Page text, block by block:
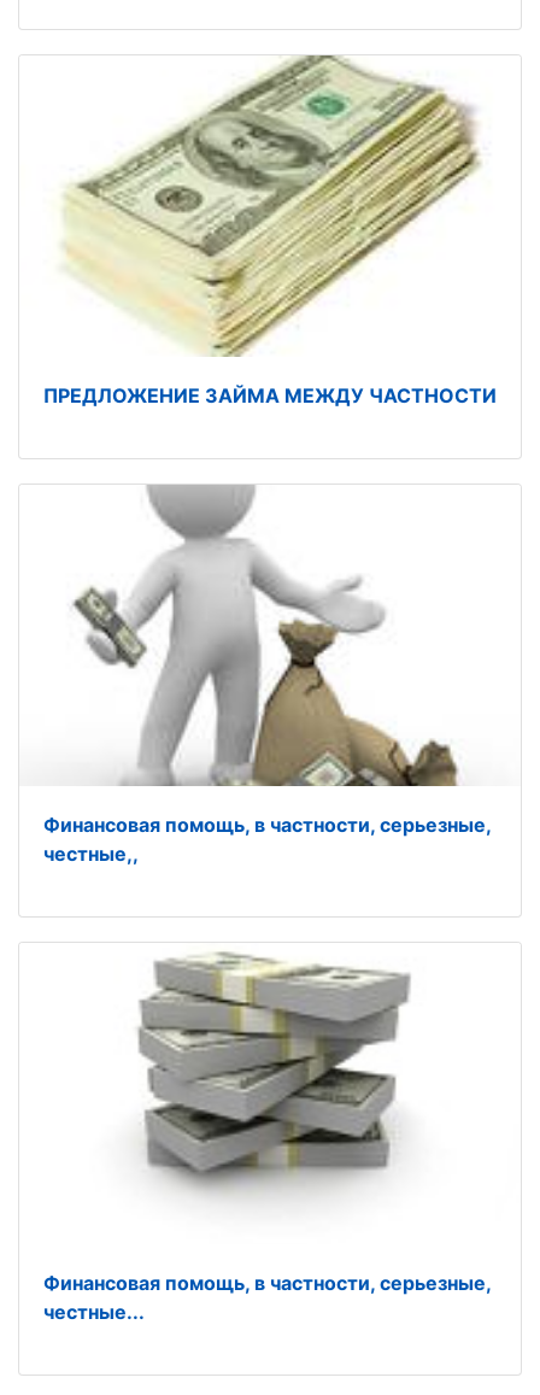
ПРЕДЛОЖЕНИЕ ЗАЙМА МЕЖДУ ЧАСТНОСТИ
Финансовая помощь, в частности, серьезные,
честные,,
Финансовая помощь, в частности, серьезные,
честные...